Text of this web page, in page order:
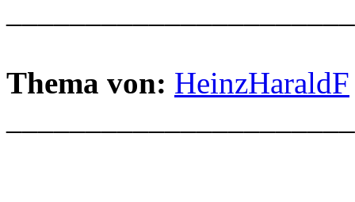
Thema von: HeinzHaraldF